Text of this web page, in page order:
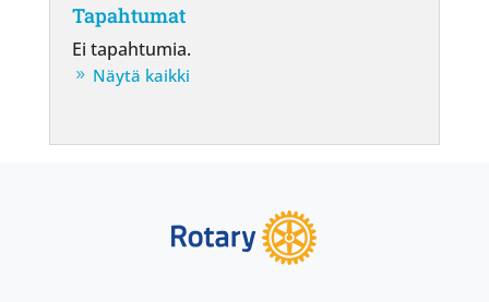
Tapahtumat
Ei tapahtumia.
Näytä kaikki